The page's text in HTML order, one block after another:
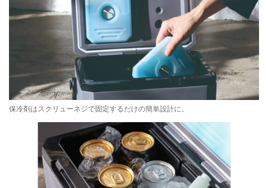
保冷剤はスクリューネジで固定するだけの簡単設計に。